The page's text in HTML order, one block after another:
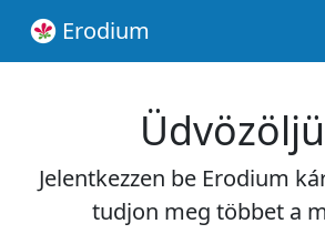
Erodium
Jelentkezzen be Erodium
tudjon meg többet a